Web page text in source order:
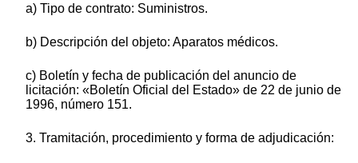
a) Tipo de contrato: Suministros.
b) Descripción del objeto: Aparatos médicos.
c) Boletín y fecha de publicación del anuncio de
licitación: «Boletín Oficial del Estado» de 22 de junio de
1996, número 151.
3. Tramitación, procedimiento y forma de adjudicación: